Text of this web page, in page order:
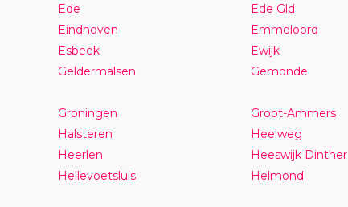
Ede
Ede Gld
Eindhoven
Emmeloord
Esbeek
Ewijk
Geldermalsen
Gemonde
Groningen
Groot-Ammers
Halsteren
Heelweg
Heerlen
Heeswijk Dinther
Hellevoetsluis
Helmond